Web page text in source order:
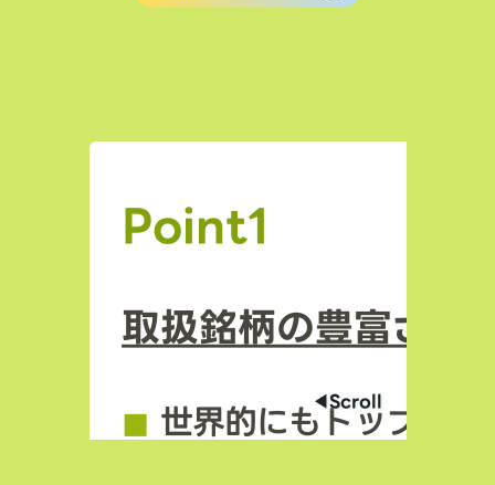
Point1
取扱銘柄の豊富さ
◼︎ 世界的にもトップクラ
◀︎Scroll